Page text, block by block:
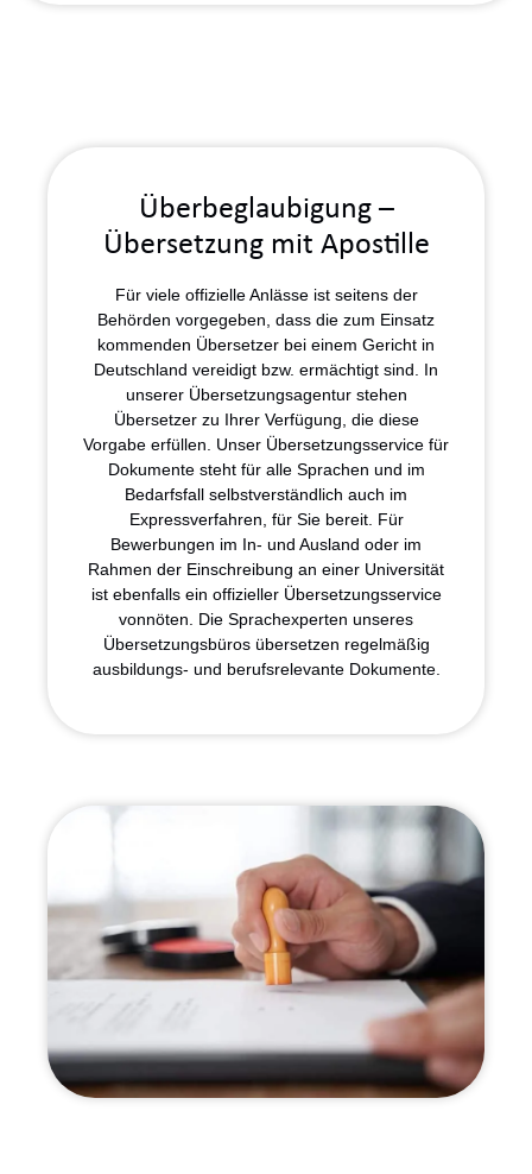
Überbeglaubigung –
Übersetzung mit Apostille
Für viele offizielle Anlässe ist seitens der
Behörden vorgegeben, dass die zum Einsatz
kommenden Übersetzer bei einem Gericht in
Deutschland vereidigt bzw. ermächtigt sind. In
unserer Übersetzungsagentur stehen
Übersetzer zu Ihrer Verfügung, die diese
Vorgabe erfüllen. Unser Übersetzungsservice für
Dokumente steht für alle Sprachen und im
Bedarfsfall selbstverständlich auch im
Expressverfahren, für Sie bereit. Für
Bewerbungen im In- und Ausland oder im
Rahmen der Einschreibung an einer Universität
ist ebenfalls ein offizieller Übersetzungsservice
vonnöten. Die Sprachexperten unseres
Übersetzungsbüros übersetzen regelmäßig
ausbildungs- und berufsrelevante Dokumente.